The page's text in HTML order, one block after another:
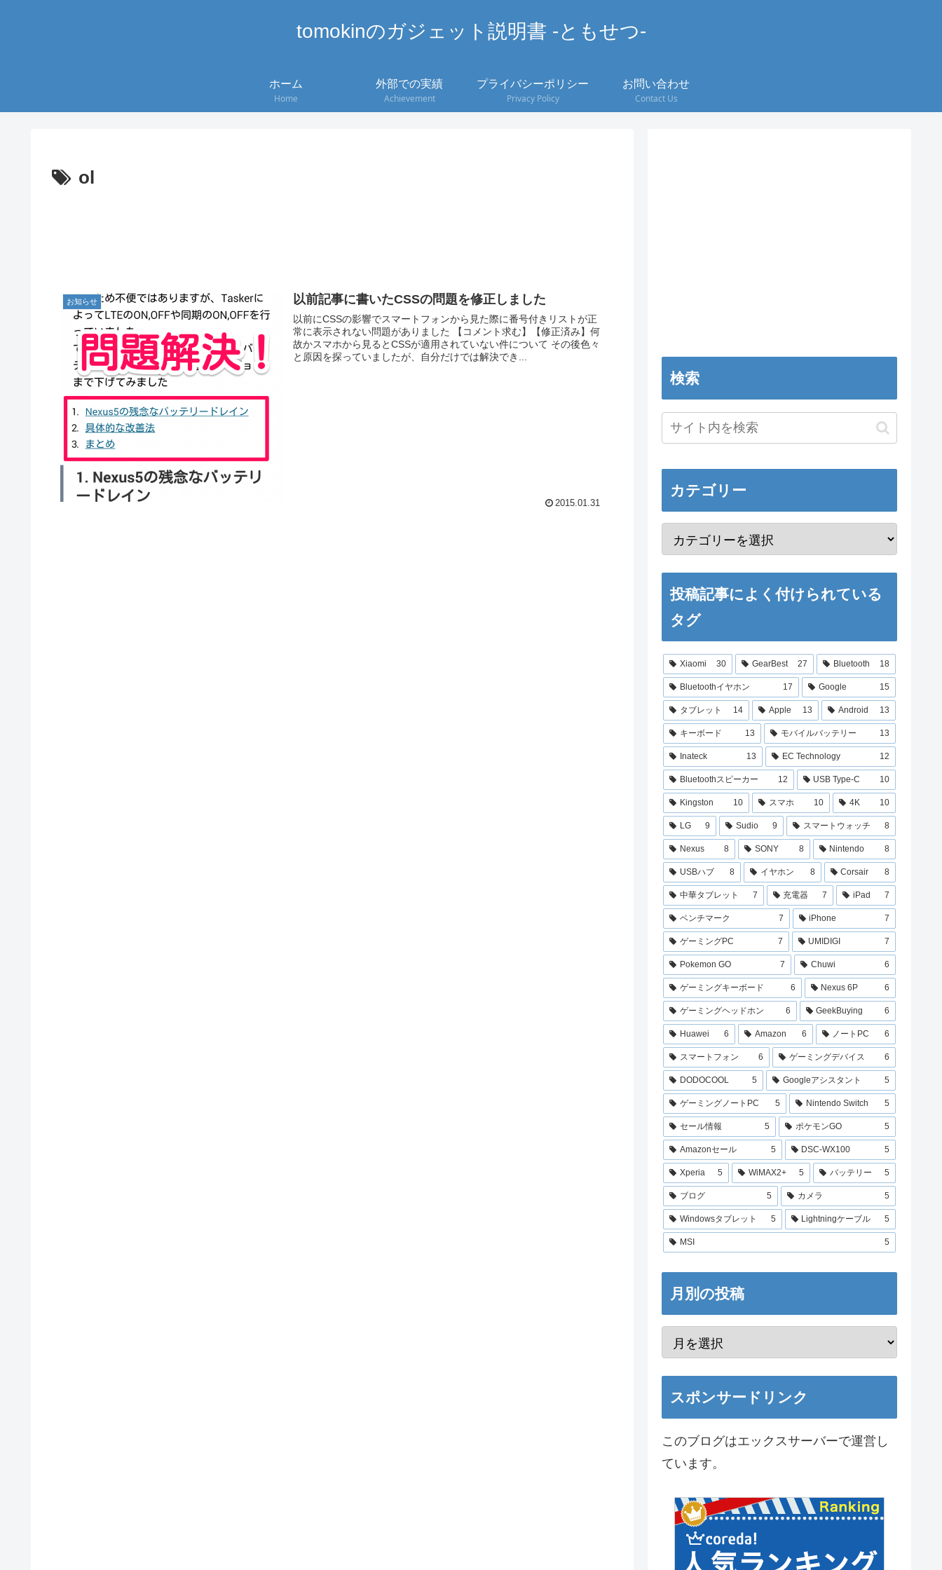
tomokinのガジェット説明書 -ともせつ-
ホーム
Home
外部での実績
Achievement
プライバシーポリシー
Privacy Policy
お問い合わせ
Contact Us
ol
お知らせ 以前記事に書いたCSSの問題を修正しました
以前にCSSの影響でスマートフォンから見た際に番号付きリストが正
常に表示されない問題がありました 【コメント求む】【修正済み】何
故かスマホから見るとCSSが適用されていない件について その後色々
と原因を探っていましたが、自分だけでは解決でき...
2015.01.31
検索
カテゴリー
投稿記事によく付けられている
タグ
Xiaomi 30 GearBest 27 Bluetooth 18
Bluetoothイヤホン 17 Google 15
タブレット 14 Apple 13 Android 13
キーボード 13 モバイルバッテリー 13
Inateck 13 EC Technology 12
Bluetoothスピーカー 12 USB Type-C 10
Kingston 10 スマホ 10 4K 10
LG 9 Sudio 9 スマートウォッチ 8
Nexus 8 SONY 8 Nintendo 8
USBハブ 8 イヤホン 8 Corsair 8
中華タブレット 7 充電器 7 iPad 7
ベンチマーク 7 iPhone 7
ゲーミングPC 7 UMIDIGI 7
Pokemon GO 7 Chuwi 6
ゲーミングキーボード 6 Nexus 6P 6
ゲーミングヘッドホン 6 GeekBuying 6
Huawei 6 Amazon 6 ノートPC 6
スマートフォン 6 ゲーミングデバイス 6
DODOCOOL 5 Googleアシスタント 5
ゲーミングノートPC 5 Nintendo Switch 5
セール情報 5 ポケモンGO 5
Amazonセール 5 DSC-WX100 5
Xperia 5 WiMAX2+ 5 バッテリー 5
ブログ 5 カメラ 5
Windowsタブレット 5 Lightningケーブル 5
MSI 5
月別の投稿
スポンサードリンク
このブログはエックスサーバーで運営し
ています。